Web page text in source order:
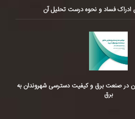
فساد و نحوه درست تحلیل آن
در صنعت برق و کیفیت دسترسی شهروندان به
برق